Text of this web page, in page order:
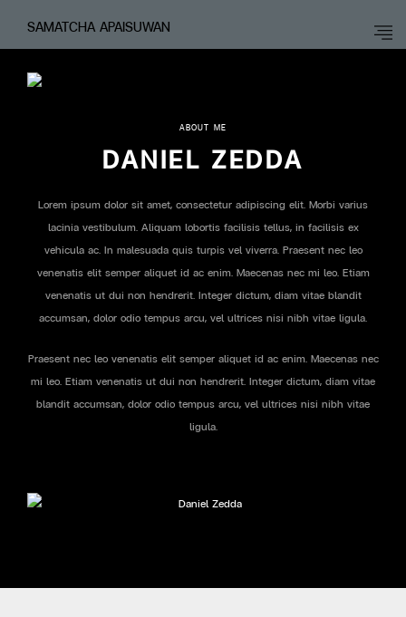
SAMATCHA APAISUWAN
ABOUT ME
DANIEL ZEDDA
Lorem ipsum dolor sit amet, consectetur adipiscing elit. Morbi varius
lacinia vestibulum. Aliquam lobortis facilisis tellus, in facilisis ex
vehicula ac. In malesuada quis turpis vel viverra. Praesent nec leo
venenatis elit semper aliquet id ac enim. Maecenas nec mi leo. Etiam
venenatis ut dui non hendrerit. Integer dictum, diam vitae blandit
accumsan, dolor odio tempus arcu, vel ultrices nisi nibh vitae ligula.
Praesent nec leo venenatis elit semper aliquet id ac enim. Maecenas nec
mi leo. Etiam venenatis ut dui non hendrerit. Integer dictum, diam vitae
blandit accumsan, dolor odio tempus arcu, vel ultrices nisi nibh vitae
ligula.